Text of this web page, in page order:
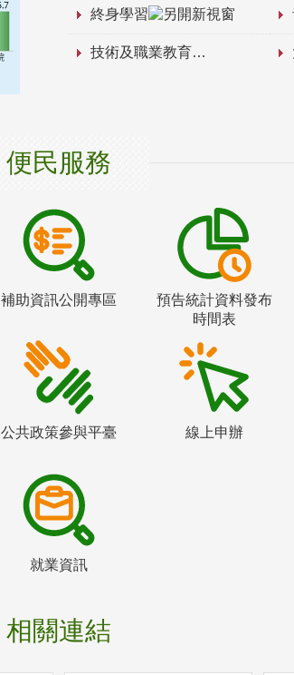
終身學習
技術及職業教育
便民服務
補助資訊公開專區
預告統計資料發布
時間表
公共政策參與平臺 線上申辦
就業資訊
相關連結